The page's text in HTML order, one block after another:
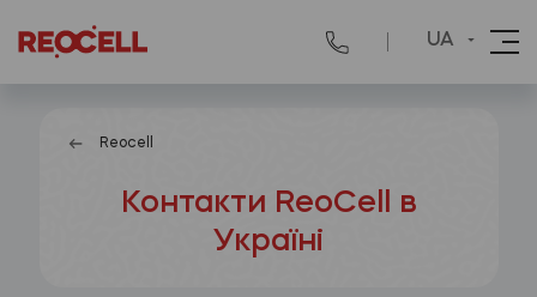
UA
Reocell
Контакти ReoCell в
Україні